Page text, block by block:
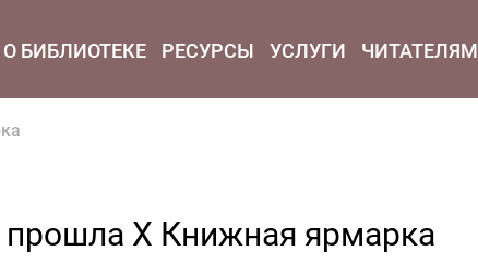
О БИБЛИОТЕКЕ РЕСУРСЫ УСЛУГИ ЧИТАТЕЛЯМ
Х Книжная ярмарка